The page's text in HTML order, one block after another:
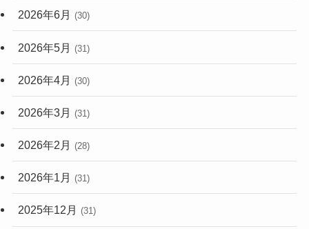
2026年6月 (30)
2026年5月 (31)
2026年4月 (30)
2026年3月 (31)
2026年2月 (28)
2026年1月 (31)
2025年12月 (31)